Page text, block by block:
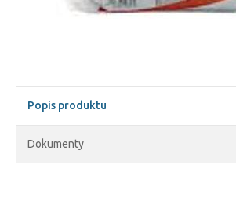
Popis produktu
Dokumenty